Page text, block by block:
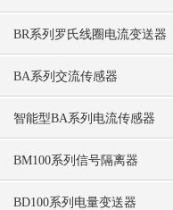
BR系列罗氏线圈电流变送器
BA系列交流传感器
智能型BA系列电流传感器
BM100系列信号隔离器
BD100系列电量变送器